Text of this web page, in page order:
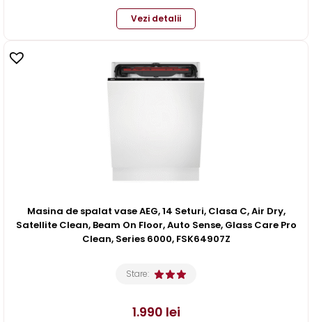
Vezi detalii
Masina de spalat vase AEG, 14 Seturi, Clasa C, Air Dry,
Satellite Clean, Beam On Floor, Auto Sense, Glass Care Pro
Clean, Series 6000, FSK64907Z
Stare:
1.990 lei